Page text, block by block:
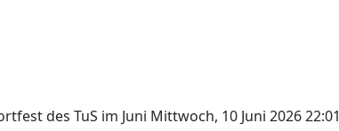
des TuS im Juni Mittwoch, 10 Juni 2026 22:01